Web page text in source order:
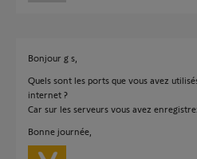
Bonjour g s,
Quels sont les ports que vous avez
internet ?
Car sur les serveurs vous avez
Bonne journée,